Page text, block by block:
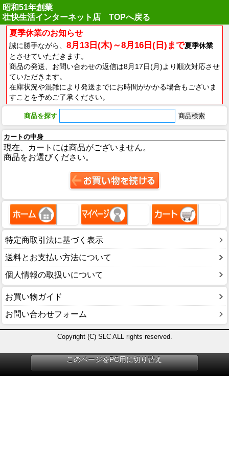
昭和51年創業
壮快生活インターネット店 TOPへ戻る
夏季休業のお知らせ
誠に勝手ながら、 8月13日(木)～8月16日(日)まで夏季休業
とさせていただきます。
商品の発送、お問い合わせの返信は8月17日(月)より順次対応させ
ていただきます。
在庫状況や混雑により発送までにお時間がかかる場合もございま
すことを予めご了承ください。
商品を探す
カートの中身
現在、カートには商品がございません。
商品をお選びください。
特定商取引法に基づく表示
送料とお支払い方法について
個人情報の取扱いについて
お買い物ガイド
お問い合わせフォーム
Copyright (C) SLC ALL rights reserved.
このページをPC用に切り替え